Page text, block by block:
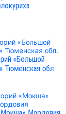
«Большой
Тюменская обл.